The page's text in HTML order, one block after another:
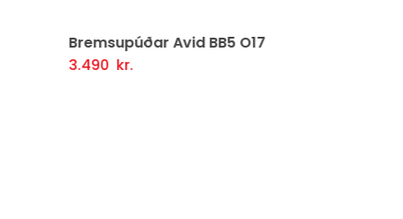
Bremsupúðar Avid BB5 O17
3.490kr.
Frekari Upplýsingar